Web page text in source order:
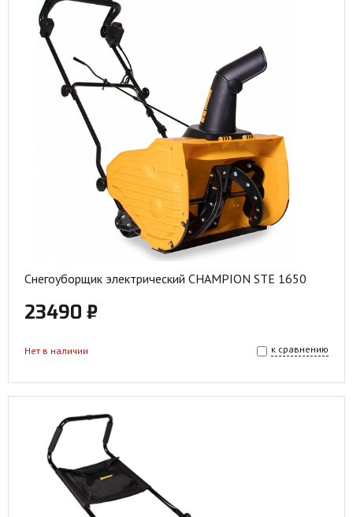
Снегоуборщик электрический CHAMPION STE 1650
23490 ₽
к сравнению
Нет в наличии